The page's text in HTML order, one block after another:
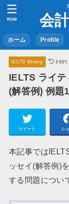
会
ホーム Profile
MENU
IELTS Writing
IELTS ライ
(解答例) 例
ツイート シ
本記事では
ッセイ(解答例)
する問題につい